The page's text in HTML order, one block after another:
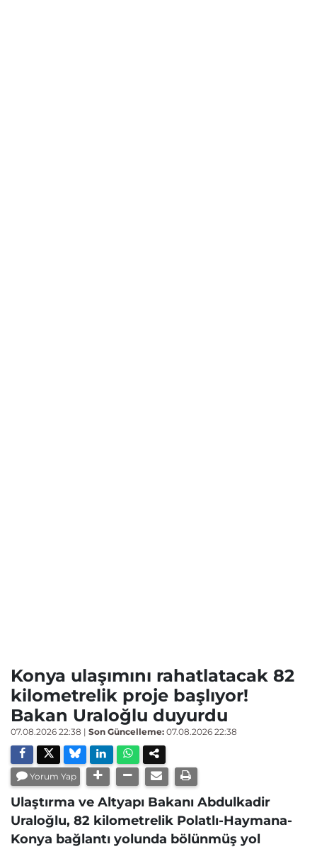
Konya ulaşımını rahatlatacak 82
kilometrelik proje başlıyor!
Bakan Uraloğlu duyurdu
07.08.2026 22:38 | Son Güncelleme: 07.08.2026 22:38
Yorum Yap
Ulaştırma ve Altyapı Bakanı Abdulkadir
Uraloğlu, 82 kilometrelik Polatlı-Haymana-
Konya bağlantı yolunda bölünmüş yol